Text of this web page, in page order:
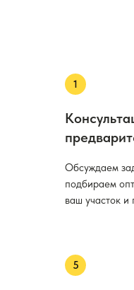
Обсуждаем
подбираем
ваш участок и